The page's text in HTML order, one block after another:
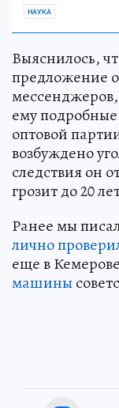
НАУКА
Выяснилось,
предложение о
ему
оптовой
возбуждено
следствия он
грозит до 20
Ранее мы
лично
еще в Кемерове
машины